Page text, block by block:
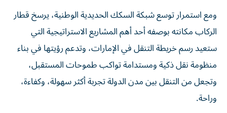
ومع استمرار توسع شبكة السكك الحديدية الوطنية، يرسخ قطار
الركاب مكانته بوصفه أحد أهم المشاريع الاستراتيجية التي
ستعيد رسم خريطة التنقل في الإمارات، وتدعم رؤيتها في بناء
منظومة نقل ذكية ومستدامة تواكب طموحات المستقبل،
وتجعل من التنقل بين مدن الدولة تجربة أكثر سهولة، وكفاءة،
وراحة.